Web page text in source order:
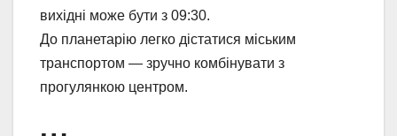
вихідні може бути з 09:30.
До планетарію легко дістатися міським
транспортом — зручно комбінувати з
прогулянкою центром.